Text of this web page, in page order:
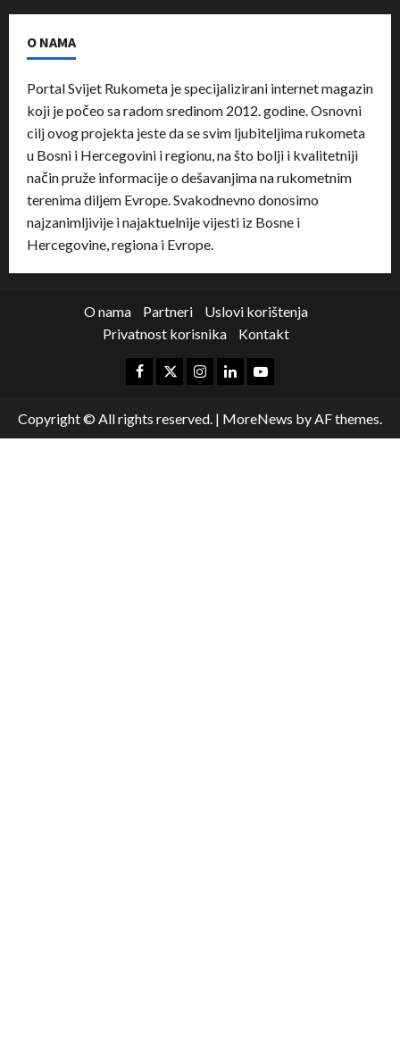
O NAMA
Portal Svijet Rukometa je specijalizirani internet magazin
koji je počeo sa radom sredinom 2012. godine. Osnovni
cilj ovog projekta jeste da se svim ljubiteljima rukometa
u Bosni i Hercegovini i regionu, na što bolji i kvalitetniji
način pruže informacije o dešavanjima na rukometnim
terenima diljem Evrope. Svakodnevno donosimo
najzanimljivije i najaktuelnije vijesti iz Bosne i
Hercegovine, regiona i Evrope.
O nama Partneri
Uslovi korištenja
Privatnost korisnika
Kontakt
Copyright © All rights reserved. | MoreNews by AF themes.